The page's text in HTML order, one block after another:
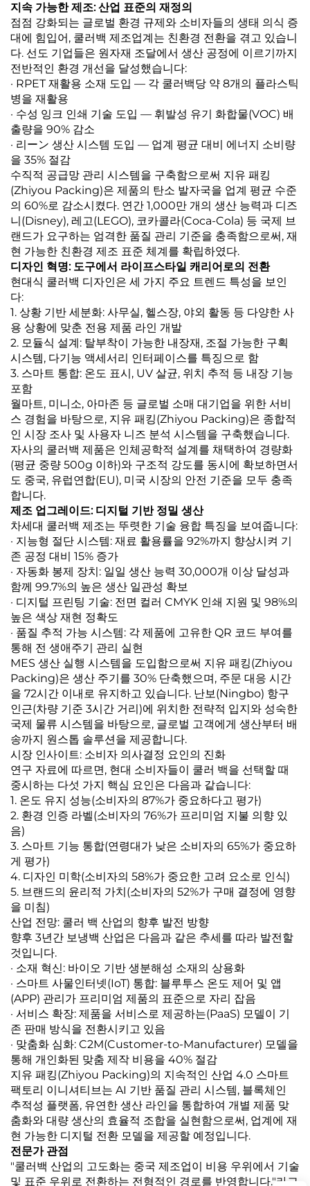
지속 가능한 제조: 산업 표준의 재정의
점점 강화되는 글로벌 환경 규제와 소비자들의 생태 의식 증
대에 힘입어, 쿨러백 제조업계는 친환경 전환을 겪고 있습니
다. 선도 기업들은 원자재 조달에서 생산 공정에 이르기까지
전반적인 환경 개선을 달성했습니다:
· RPET 재활용 소재 도입 — 각 쿨러백당 약 8개의 플라스틱
병을 재활용
· 수성 잉크 인쇄 기술 도입 — 휘발성 유기 화합물(VOC) 배
출량을 90% 감소
· 리ーン 생산 시스템 도입 — 업계 평균 대비 에너지 소비량
을 35% 절감
수직적 공급망 관리 시스템을 구축함으로써 지유 패킹
(Zhiyou Packing)은 제품의 탄소 발자국을 업계 평균 수준
의 60%로 감소시켰다. 연간 1,000만 개의 생산 능력과 디즈
니(Disney), 레고(LEGO), 코카콜라(Coca-Cola) 등 국제 브
랜드가 요구하는 엄격한 품질 관리 기준을 충족함으로써, 재
현 가능한 친환경 제조 표준 체계를 확립하였다.
디자인 혁명: 도구에서 라이프스타일 캐리어로의 전환
현대식 쿨러백 디자인은 세 가지 주요 트렌드 특성을 보인
다:
1. 상황 기반 세분화: 사무실, 헬스장, 야외 활동 등 다양한 사
용 상황에 맞춘 전용 제품 라인 개발
2. 모듈식 설계: 탈부착이 가능한 내장재, 조절 가능한 구획
시스템, 다기능 액세서리 인터페이스를 특징으로 함
3. 스마트 통합: 온도 표시, UV 살균, 위치 추적 등 내장 기능
포함
월마트, 미니소, 아마존 등 글로벌 소매 대기업을 위한 서비
스 경험을 바탕으로, 지유 패킹(Zhiyou Packing)은 종합적
인 시장 조사 및 사용자 니즈 분석 시스템을 구축했습니다.
자사의 쿨러백 제품은 인체공학적 설계를 채택하여 경량화
(평균 중량 500g 이하)와 구조적 강도를 동시에 확보하면서
도 중국, 유럽연합(EU), 미국 시장의 안전 기준을 모두 충족
합니다.
제조 업그레이드: 디지털 기반 정밀 생산
차세대 쿨러백 제조는 뚜렷한 기술 융합 특징을 보여줍니다:
· 지능형 절단 시스템: 재료 활용률을 92%까지 향상시켜 기
존 공정 대비 15% 증가
· 자동화 봉제 장치: 일일 생산 능력 30,000개 이상 달성과
함께 99.7%의 높은 생산 일관성 확보
· 디지털 프린팅 기술: 전면 컬러 CMYK 인쇄 지원 및 98%의
높은 색상 재현 정확도
· 품질 추적 가능 시스템: 각 제품에 고유한 QR 코드 부여를
통해 전 생애주기 관리 실현
MES 생산 실행 시스템을 도입함으로써 지유 패킹(Zhiyou
Packing)은 생산 주기를 30% 단축했으며, 주문 대응 시간
을 72시간 이내로 유지하고 있습니다. 난보(Ningbo) 항구
인근(차량 기준 3시간 거리)에 위치한 전략적 입지와 성숙한
국제 물류 시스템을 바탕으로, 글로벌 고객에게 생산부터 배
송까지 원스톱 솔루션을 제공합니다.
시장 인사이트: 소비자 의사결정 요인의 진화
연구 자료에 따르면, 현대 소비자들이 쿨러 백을 선택할 때
중시하는 다섯 가지 핵심 요인은 다음과 같습니다:
1. 온도 유지 성능(소비자의 87%가 중요하다고 평가)
2. 환경 인증 라벨(소비자의 76%가 프리미엄 지불 의향 있
음)
3. 스마트 기능 통합(연령대가 낮은 소비자의 65%가 중요하
게 평가)
4. 디자인 미학(소비자의 58%가 중요한 고려 요소로 인식)
5. 브랜드의 윤리적 가치(소비자의 52%가 구매 결정에 영향
을 미침)
산업 전망: 쿨러 백 산업의 향후 발전 방향
향후 3년간 보냉백 산업은 다음과 같은 추세를 따라 발전할
것입니다.
· 소재 혁신: 바이오 기반 생분해성 소재의 상용화
· 스마트 사물인터넷(IoT) 통합: 블루투스 온도 제어 및 앱
(APP) 관리가 프리미엄 제품의 표준으로 자리 잡음
· 서비스 확장: 제품을 서비스로 제공하는(PaaS) 모델이 기
존 판매 방식을 전환시키고 있음
· 맞춤화 심화: C2M(Customer-to-Manufacturer) 모델을
통해 개인화된 맞춤 제작 비용을 40% 절감
지유 패킹(Zhiyou Packing)의 지속적인 산업 4.0 스마트
팩토리 이니셔티브는 AI 기반 품질 관리 시스템, 블록체인
추적성 플랫폼, 유연한 생산 라인을 통합하여 개별 제품 맞
춤화와 대량 생산의 효율적 조합을 실현함으로써, 업계에 재
현 가능한 디지털 전환 모델을 제공할 예정입니다.
전문가 관점
"쿨러백 산업의 고도화는 중국 제조업이 비용 우위에서 기술
및 표준 우위로 전환하는 전형적인 경로를 반영합니다."라고